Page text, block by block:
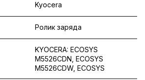
Kyocera
Ролик заряда
KYOCERA: ECOSYS
M5526CDN, ECOSYS
M5526CDW, ECOSYS